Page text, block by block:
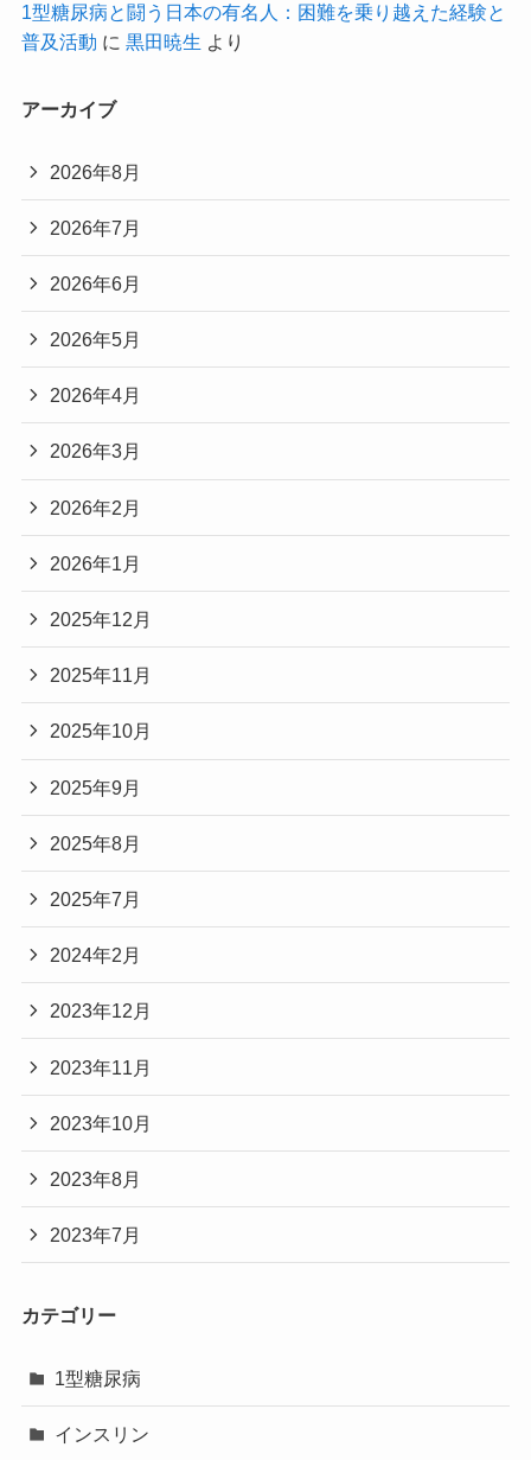
1型糖尿病と闘う日本の有名人：困難を乗り越えた経験と
普及活動 に 黒田暁生 より
アーカイブ
2026年8月
2026年7月
2026年6月
2026年5月
2026年4月
2026年3月
2026年2月
2026年1月
2025年12月
2025年11月
2025年10月
2025年9月
2025年8月
2025年7月
2024年2月
2023年12月
2023年11月
2023年10月
2023年8月
2023年7月
カテゴリー
1型糖尿病
インスリン